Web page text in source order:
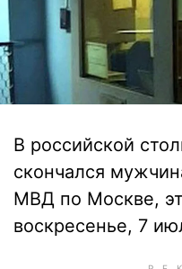
В российской
скончался
МВД по Москве,
воскресенье, 7